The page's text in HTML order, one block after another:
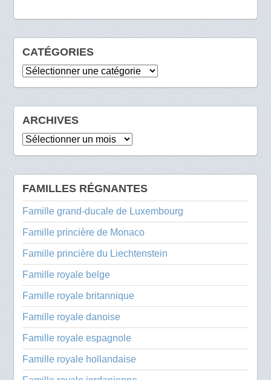
CATÉGORIES
Catégories
ARCHIVES
Archives
FAMILLES RÉGNANTES
Famille grand-ducale de Luxembourg
Famille princière de Monaco
Famille princière du Liechtenstein
Famille royale belge
Famille royale britannique
Famille royale danoise
Famille royale espagnole
Famille royale hollandaise